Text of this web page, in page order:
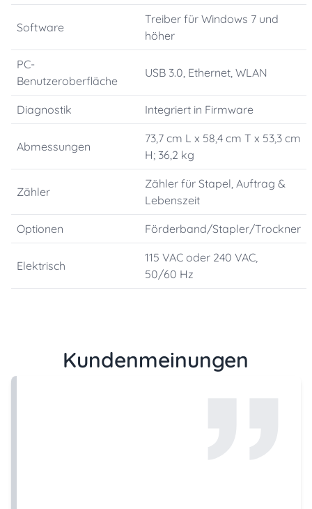
Software
Treiber für Windows 7 und
höher
PC-
Benutzeroberfläche
USB 3.0, Ethernet, WLAN
Diagnostik Integriert in Firmware
Abmessungen
73,7 cm L x 58,4 cm T x 53,3 cm
H; 36,2 kg
Zähler
Zähler für Stapel, Auftrag &
Lebenszeit
Optionen Förderband/Stapler/Trockner
Elektrisch
115 VAC oder 240 VAC,
50/60 Hz
Kundenmeinungen